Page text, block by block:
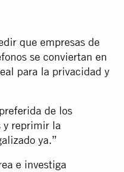
que empresas de
se conviertan en
para la privacidad y
de los
y reprimir la
ya.”
e investiga